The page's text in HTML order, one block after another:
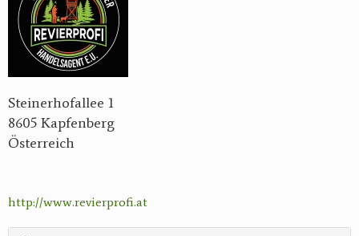
Steinerhofallee 1
8605 Kapfenberg
Österreich
http://www.revierprofi.at